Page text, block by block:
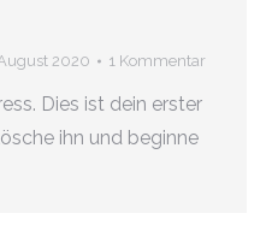
2020 1 Kommentar
Dies ist dein erster
ihn und beginne